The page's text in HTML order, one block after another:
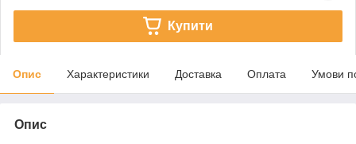
Купити
Опис Характеристики Доставка Оплата Умови
Опис